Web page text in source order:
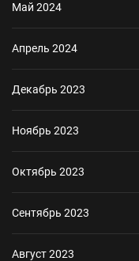
Май 2024
Апрель 2024
Декабрь 2023
Ноябрь 2023
Октябрь 2023
Сентябрь 2023
Август 2023